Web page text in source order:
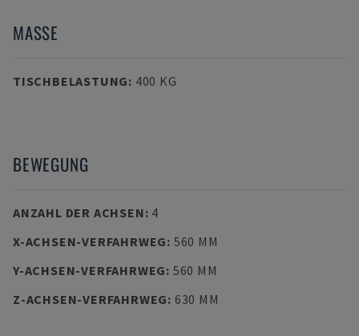
MASSE
TISCHBELASTUNG: 400 KG
BEWEGUNG
ANZAHL DER ACHSEN: 4
X-ACHSEN-VERFAHRWEG: 560 MM
Y-ACHSEN-VERFAHRWEG: 560 MM
Z-ACHSEN-VERFAHRWEG: 630 MM